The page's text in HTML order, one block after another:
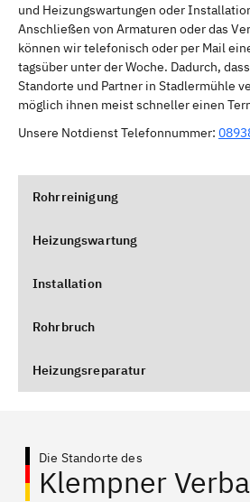
und Heizungswartungen oder
Anschließen von Armaturen oder das
können wir telefonisch oder per Mail
tagsüber unter der Woche. Dadurch,
Standorte und Partner in Stadlermühle
möglich ihnen meist schneller einen
Unsere Notdienst Telefonnummer:
Rohrreinigung
Heizungswartung
Installation
Rohrbruch
Heizungsreparatur
Die Standorte des
Klempner